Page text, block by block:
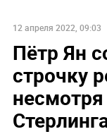
12 апреля 2022, 09:03
Пётр Ян
строчку